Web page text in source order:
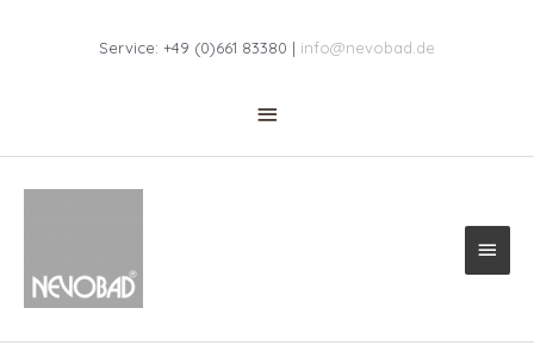
Service: +49 (0)661 83380 | info@nevobad.de
Header